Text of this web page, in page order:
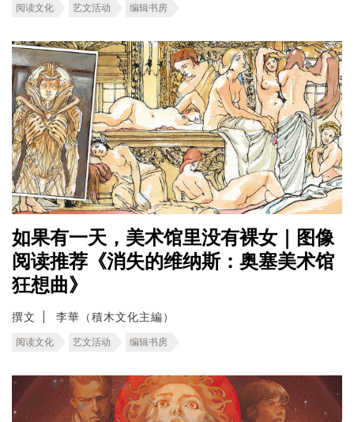
阅读文化 艺文活动 编辑书房
如果有一天，美术馆里没有裸女｜图像
阅读推荐《消失的维纳斯：奥塞美术馆
狂想曲》
撰文 李華（積木文化主編）
阅读文化 艺文活动 编辑书房